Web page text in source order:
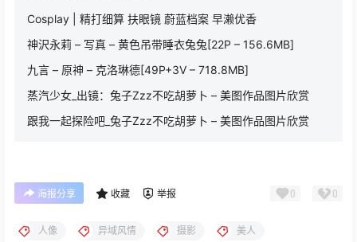
Cosplay | 精打细算 扶眼镜 蔚蓝档案 早濑优香
神沢永莉 – 写真 – 黄色吊带睡衣兔兔[22P – 156.6MB]
九言 – 原神 – 克洛琳德[49P+3V – 718.8MB]
蒸汽少女_出镜：兔子Zzz不吃胡萝卜 – 美图作品图片欣赏
跟我一起探险吧_兔子Zzz不吃胡萝卜 – 美图作品图片欣赏
海报分享 收藏 举报 0 0
人像 异域风情 摄影 美人